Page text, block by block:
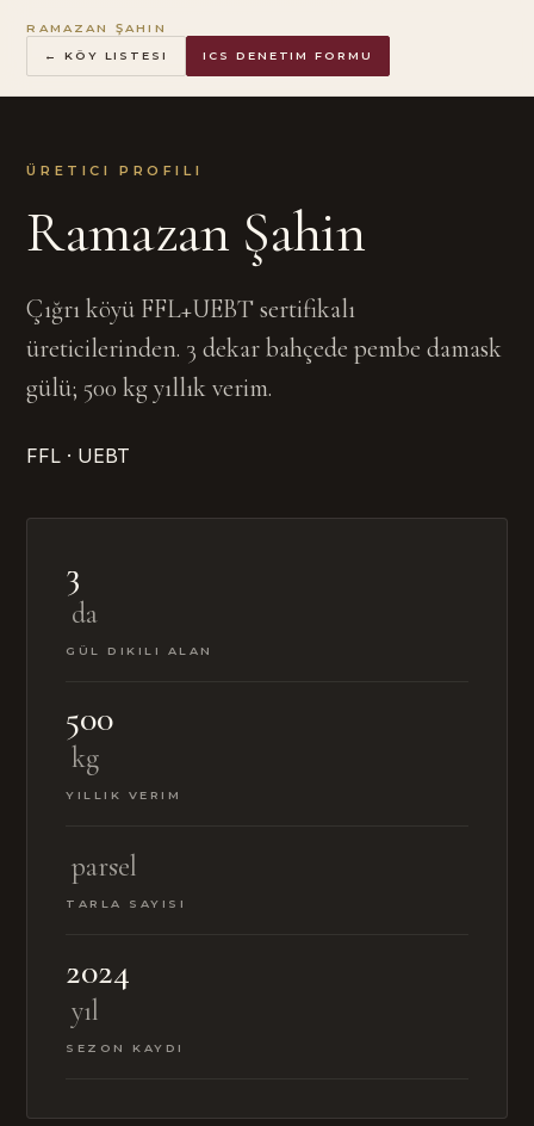
RAMAZAN ŞAHIN
← KÖY LISTESI ICS DENETIM FORMU
ÜRETICI PROFILI
Ramazan Şahin
Çığrı köyü FFL+UEBT sertifikalı
üreticilerinden. 3 dekar bahçede pembe damask
gülü; 500 kg yıllık verim.
FFL · UEBT
3
da
GÜL DIKILI ALAN
500
kg
YILLIK VERIM
parsel
TARLA SAYISI
2024
yıl
SEZON KAYDI